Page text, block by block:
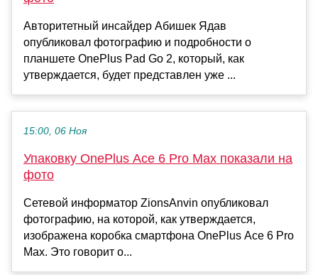
Авторитетный инсайдер Абишек Ядав
опубликовал фотографию и подробности о
планшете OnePlus Pad Go 2, который, как
утверждается, будет представлен уже ...
15:00, 06 Ноя
Упаковку OnePlus Ace 6 Pro Max показали на
фото
Сетевой информатор ZionsAnvin опубликовал
фотографию, на которой, как утверждается,
изображена коробка смартфона OnePlus Ace 6 Pro
Max. Это говорит о...